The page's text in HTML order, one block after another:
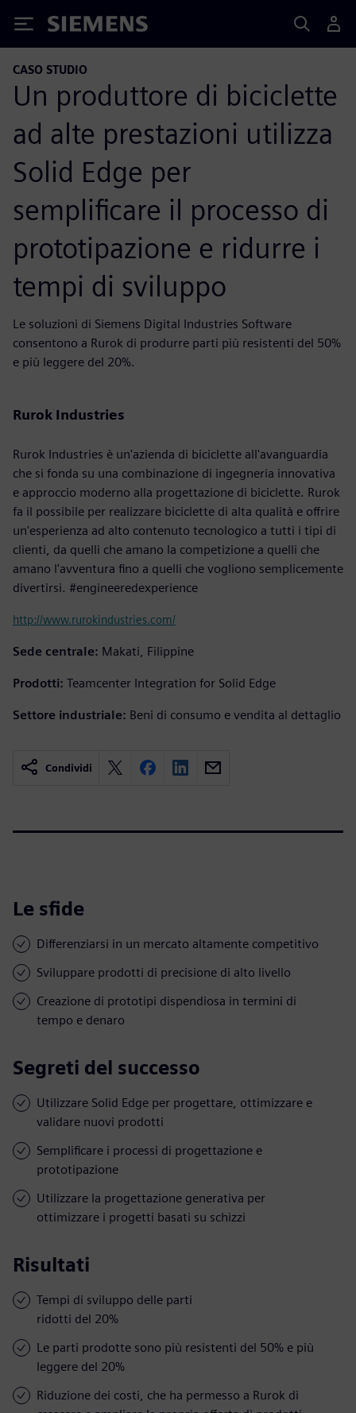
Siemens
CASO STUDIO
Un produttore di biciclette
ad alte prestazioni utilizza
Solid Edge per
semplificare il processo di
prototipazione e ridurre i
tempi di sviluppo
Le soluzioni di Siemens Digital Industries Software
consentono a Rurok di produrre parti più resistenti del 50%
e più leggere del 20%.
Rurok Industries
Rurok Industries è un'azienda di biciclette all'avanguardia
che si fonda su una combinazione di ingegneria innovativa
e approccio moderno alla progettazione di biciclette. Rurok
fa il possibile per realizzare biciclette di alta qualità e offrire
un'esperienza ad alto contenuto tecnologico a tutti i tipi di
clienti, da quelli che amano la competizione a quelli che
amano l'avventura fino a quelli che vogliono semplicemente
divertirsi. #engineeredexperience
http://www.rurokindustries.com/
Sede centrale: Makati, Filippine
Prodotti: Teamcenter Integration for Solid Edge
Settore industriale: Beni di consumo e vendita al dettaglio
Condividi
Le sfide
Differenziarsi in un mercato altamente competitivo
Sviluppare prodotti di precisione di alto livello
Creazione di prototipi dispendiosa in termini di
tempo e denaro
Segreti del successo
Utilizzare Solid Edge per progettare, ottimizzare e
validare nuovi prodotti
Semplificare i processi di progettazione e
prototipazione
Utilizzare la progettazione generativa per
ottimizzare i progetti basati su schizzi
Risultati
Tempi di sviluppo delle parti
ridotti del 20%
Le parti prodotte sono più resistenti del 50% e più
leggere del 20%
Riduzione dei costi, che ha permesso a Rurok di